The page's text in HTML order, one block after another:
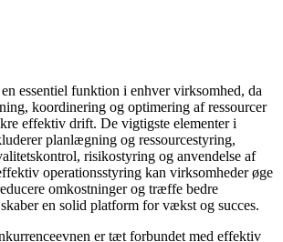
essentiel funktion i enhver virksomhed, da
koordinering og optimering af ressourcer
effektiv drift. De vigtigste elementer i
planlægning og ressourcestyring,
risikostyring og anvendelse af
operationsstyring kan virksomheder øge
omkostninger og træffe bedre
en solid platform for vækst og succes.
er tæt forbundet med effektiv